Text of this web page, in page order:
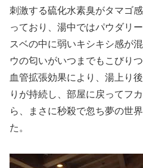
刺激する硫化水素臭がタマゴ
っており、湯中ではパウダリ
スベの中に弱いキシキシ感が
ウの匂いがいつまでもこびり
血管拡張効果により、湯上り
りが持続し、部屋に戻ってフ
ら、まさに秒殺で忽ち夢の世
た。